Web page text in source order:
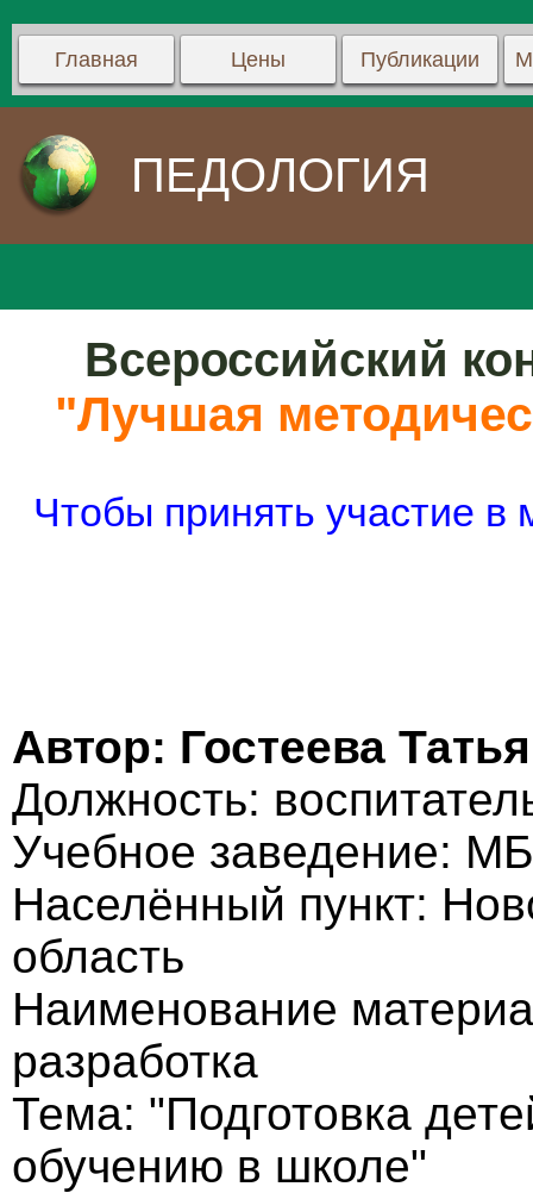
Главная Цены Публикации
ПЕДОЛОГИЯ
Всероссийский
"Лучшая
Чтобы принять участие
Автор: Гостеева
Должность:
Учебное заведение:
Населённый пункт:
область
Наименование
разработка
Тема: "Подготовка
обучению в школе"